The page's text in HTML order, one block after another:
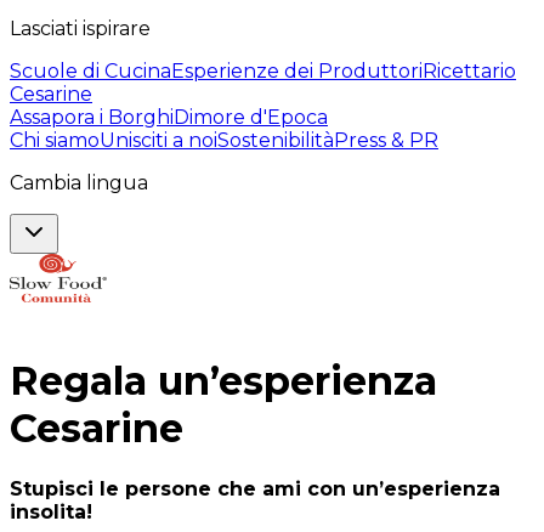
Lasciati ispirare
Scuole di CucinaEsperienze dei ProduttoriRicettario
Cesarine
Assapora i BorghiDimore d'Epoca
Chi siamoUnisciti a noiSostenibilitàPress & PR
Cambia lingua
Regala un’esperienza
Cesarine
Stupisci le persone che ami con un’esperienza
insolita!